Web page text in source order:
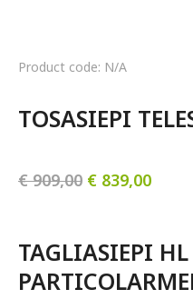
Product code: N/A
TOSASIEPI
€909,00 € 839,00
TAGLIASIEPI